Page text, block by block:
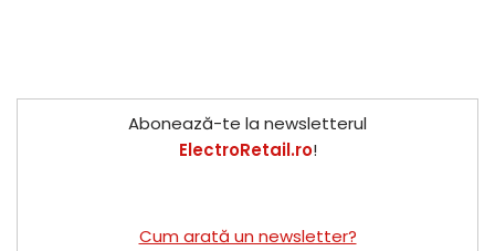
Abonează-te la newsletterul
ElectroRetail.ro!
Cum arată un newsletter?